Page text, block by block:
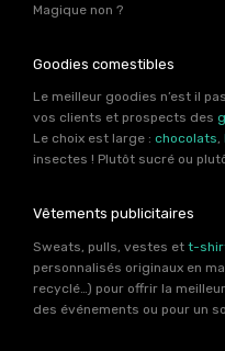
Magique non ?
Goodies comestibles
Le meilleur goodies n’est il
vos clients et prospects des
Le choix est large : chocolats,
insectes ! Plutôt sucré ou
Vêtements publicitaires
Sweats, pulls, vestes et t-
personnalisés originaux en
recyclé…) pour offrir la
des événements ou pour un